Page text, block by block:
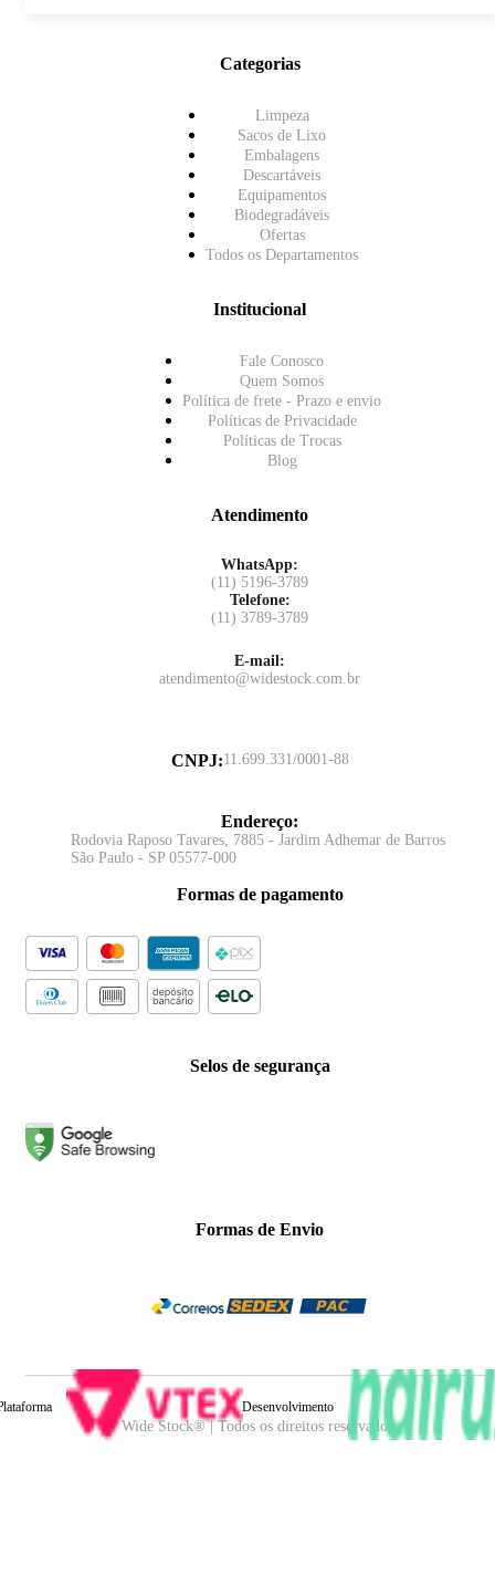
Categorias
Limpeza
Sacos de Lixo
Embalagens
Descartáveis
Equipamentos
Biodegradáveis
Ofertas
Todos os Departamentos
Institucional
Fale Conosco
Quem Somos
Política de frete - Prazo e envio
Políticas de Privacidade
Políticas de Trocas
Blog
Atendimento
WhatsApp:
(11) 5196-3789
Telefone:
(11) 3789-3789
E-mail:
atendimento@widestock.com.br
CNPJ:11.699.331/0001-88
Endereço:
Rodovia Raposo Tavares, 7885 - Jardim Adhemar de Barros
São Paulo - SP 05577-000
Formas de pagamento
Selos de segurança
Formas de Envio
Wide Stock® | Todos os direitos reservados.
Desenvolvimento